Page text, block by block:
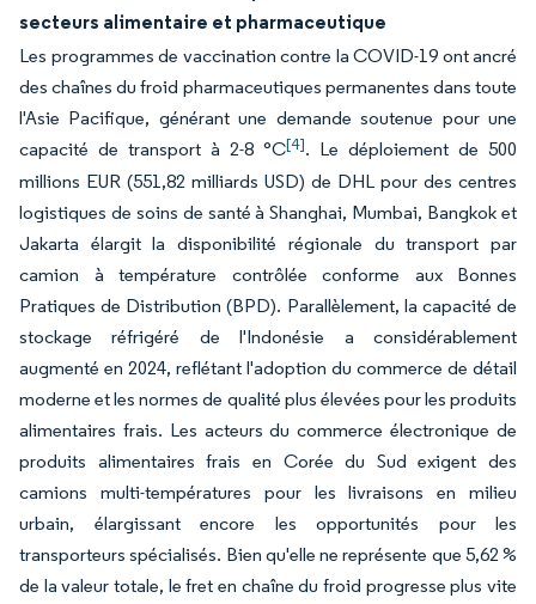
secteurs alimentaire et pharmaceutique
Les programmes de vaccination contre la COVID-19 ont ancré
des chaînes du froid pharmaceutiques permanentes dans toute
l'Asie Pacifique, générant une demande soutenue pour une
capacité de transport à 2-8 °C[4]. Le déploiement de 500
millions EUR (551,82 milliards USD) de DHL pour des centres
logistiques de soins de santé à Shanghai, Mumbai, Bangkok et
Jakarta élargit la disponibilité régionale du transport par
camion à température contrôlée conforme aux Bonnes
Pratiques de Distribution (BPD). Parallèlement, la capacité de
stockage réfrigéré de l'Indonésie a considérablement
augmenté en 2024, reflétant l'adoption du commerce de détail
moderne et les normes de qualité plus élevées pour les produits
alimentaires frais. Les acteurs du commerce électronique de
produits alimentaires frais en Corée du Sud exigent des
camions multi-températures pour les livraisons en milieu
urbain, élargissant encore les opportunités pour les
transporteurs spécialisés. Bien qu'elle ne représente que 5,62 %
de la valeur totale, le fret en chaîne du froid progresse plus vite